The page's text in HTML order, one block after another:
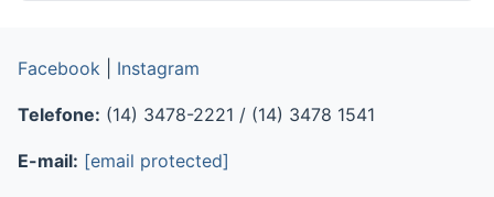
Facebook Instagram
Telefone: (14) 3478-2221 / (14) 3478 1541
E-mail: [email protected]